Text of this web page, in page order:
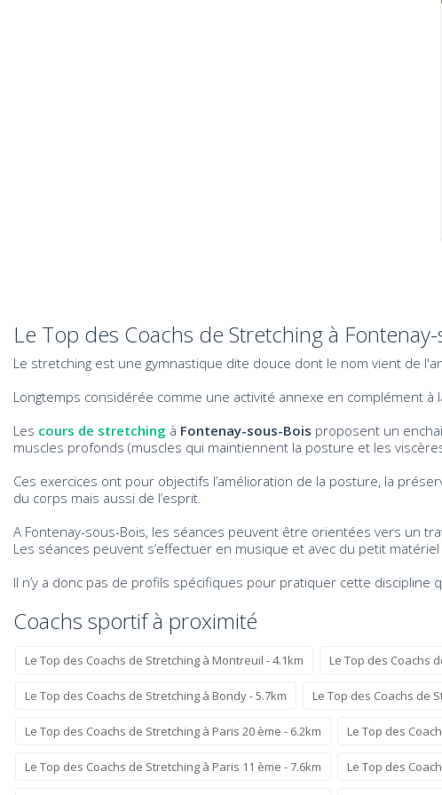
Le Top des Coachs de Stretching à
Le stretching est une gymnastique dite douce dont le nom vient de
Longtemps considérée comme une activité annexe en complément
Les cours de stretching à Fontenay-sous-Bois proposent un
muscles profonds (muscles qui maintiennent la posture et les
Ces exercices ont pour objectifs l’amélioration de la posture, la
du corps mais aussi de l’esprit.
A Fontenay-sous-Bois, les séances peuvent être orientées vers un
Les séances peuvent s’effectuer en musique et avec du petit
Il n’y a donc pas de profils spécifiques pour pratiquer cette discipline
Coachs sportif à proximité
Le Top des Coachs de Stretching à Montreuil - 4.1km Le Top des Coachs
Le Top des Coachs de Stretching à Bondy - 5.7km Le Top des Coachs de
Le Top des Coachs de Stretching à Paris 20 ème - 6.2km Le Top des
Le Top des Coachs de Stretching à Paris 11 ème - 7.6km Le Top des